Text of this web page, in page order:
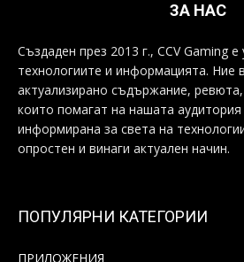
ЗА НАС
Създаден през 2013 г., CCV Gaming
технологиите и информацията. Ние
актуализирано съдържание,
които помагат на нашата
информирана за света на
опростен и винаги актуален начин.
ПОПУЛЯРНИ КАТЕГОРИИ
ПРИЛОЖЕНИЯ